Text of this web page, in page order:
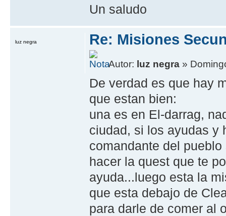
Un saludo
Re: Misiones
Autor: luz negra »
De verdad es que hay
que estan bien:
una es en El-darrag,
ciudad, si los ayudas y
comandante del
hacer la quest que te
ayuda...luego esta la
que esta debajo de
para darle de comer al
luz negra